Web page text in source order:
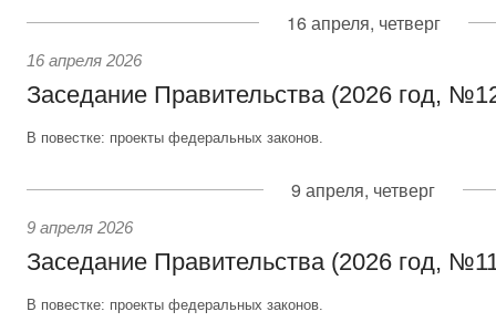
16 апреля, четверг
16 апреля 2026
Заседание Правительства (2026 год,
В повестке: проекты федеральных законов.
9 апреля, четверг
9 апреля 2026
Заседание Правительства (2026 год,
В повестке: проекты федеральных законов.